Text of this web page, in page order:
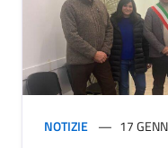
NOTIZIE 17